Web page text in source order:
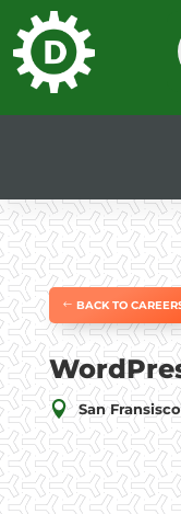
BACK TO
 San